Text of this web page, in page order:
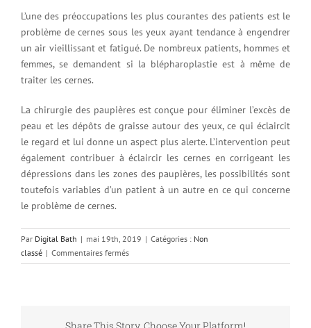
L’une des préoccupations les plus courantes des patients est le
problème de cernes sous les yeux ayant tendance à engendrer
un air vieillissant et fatigué. De nombreux patients, hommes et
femmes, se demandent si la blépharoplastie est à même de
traiter les cernes.
La chirurgie des paupières est conçue pour éliminer l’excès de
peau et les dépôts de graisse autour des yeux, ce qui éclaircit
le regard et lui donne un aspect plus alerte. L’intervention peut
également contribuer à éclaircir les cernes en corrigeant les
dépressions dans les zones des paupières, les possibilités sont
toutefois variables d’un patient à un autre en ce qui concerne
le problème de cernes.
Par Digital Bath | mai 19th, 2019 | Catégories : Non
classé | Commentaires ferméssur
Traiter
temps
Share This Story, Choose Your Platform!